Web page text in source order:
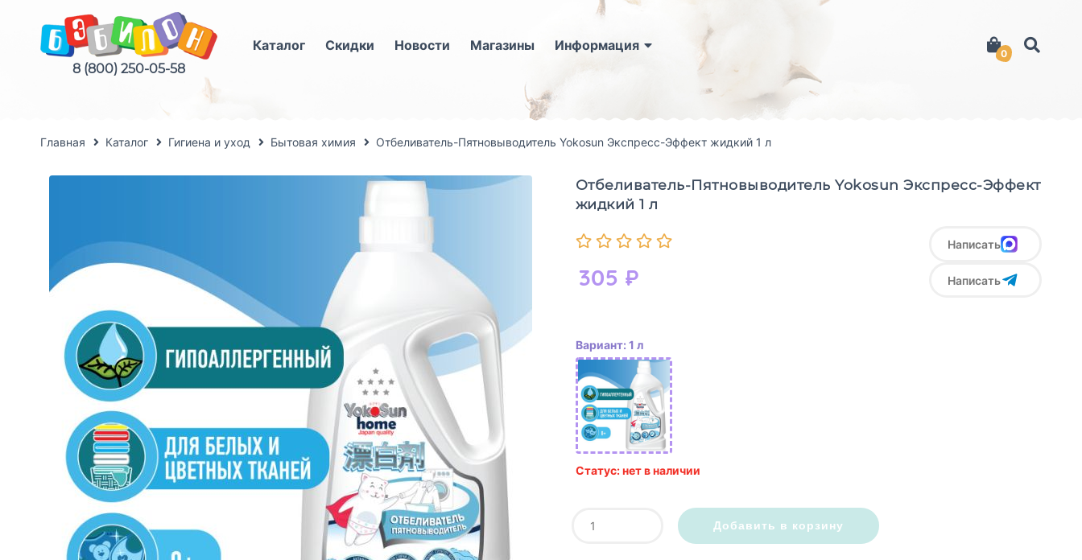
8 (800) 250-05-58
Каталог Скидки Новости Магазины Информация
0
Главная Каталог Гигиена и уход Бытовая химия Отбеливатель-Пятновыводитель Yokosun Экспресс-Эффект жидкий 1 л
Отбеливатель-Пятновыводитель Yokosun Экспресс-Эффект
жидкий 1 л
305 ₽
Написать
Написать
Вариант: 1 л
Статус: нет в наличии
Добавить в корзину